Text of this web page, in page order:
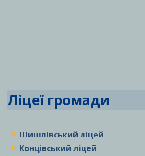
Ліцеї громади
Шишлівський ліцей
Концівський ліцей